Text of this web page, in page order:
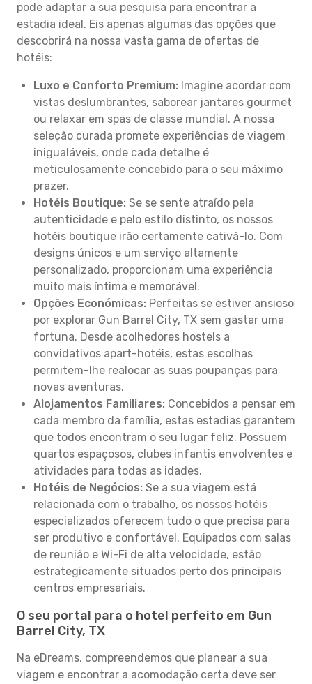
pode adaptar a sua pesquisa para encontrar a
estadia ideal. Eis apenas algumas das opções que
descobrirá na nossa vasta gama de ofertas de
hotéis:
Luxo e Conforto Premium: Imagine acordar com
vistas deslumbrantes, saborear jantares gourmet
ou relaxar em spas de classe mundial. A nossa
seleção curada promete experiências de viagem
inigualáveis, onde cada detalhe é
meticulosamente concebido para o seu máximo
prazer.
Hotéis Boutique: Se se sente atraído pela
autenticidade e pelo estilo distinto, os nossos
hotéis boutique irão certamente cativá-lo. Com
designs únicos e um serviço altamente
personalizado, proporcionam uma experiência
muito mais íntima e memorável.
Opções Económicas: Perfeitas se estiver ansioso
por explorar Gun Barrel City, TX sem gastar uma
fortuna. Desde acolhedores hostels a
convidativos apart-hotéis, estas escolhas
permitem-lhe realocar as suas poupanças para
novas aventuras.
Alojamentos Familiares: Concebidos a pensar em
cada membro da família, estas estadias garantem
que todos encontram o seu lugar feliz. Possuem
quartos espaçosos, clubes infantis envolventes e
atividades para todas as idades.
Hotéis de Negócios: Se a sua viagem está
relacionada com o trabalho, os nossos hotéis
especializados oferecem tudo o que precisa para
ser produtivo e confortável. Equipados com salas
de reunião e Wi-Fi de alta velocidade, estão
estrategicamente situados perto dos principais
centros empresariais.
O seu portal para o hotel perfeito em Gun
Barrel City, TX
Na eDreams, compreendemos que planear a sua
viagem e encontrar a acomodação certa deve ser